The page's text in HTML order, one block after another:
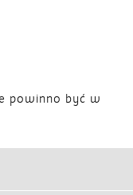
powinno być w